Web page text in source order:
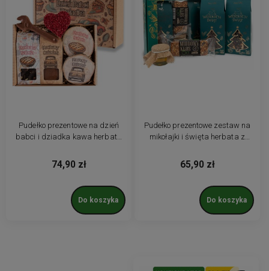
Pudełko prezentowe na dzień
babci i dziadka kawa herbata
74,90 zł
Do koszyka
Pudełko prezentowe zestaw na
mikołajki i święta herbata z
65,90 zł
Do koszyka